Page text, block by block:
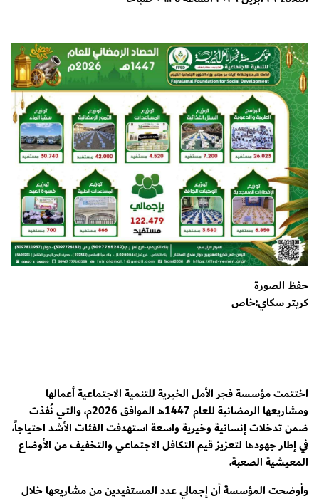
حفظ الصورة
كريتر سكاي:خاص
اختتمت مؤسسة فجر الأمل الخيرية للتنمية الاجتماعية أعمالها
ومشاريعها الرمضانية للعام 1447هـ الموافق 2026م، والتي نُفذت
ضمن تدخلات إنسانية وخيرية واسعة استهدفت الفئات الأشد احتياجاً،
في إطار جهودها لتعزيز قيم التكافل الاجتماعي والتخفيف من الأوضاع
المعيشية الصعبة.
وأوضحت المؤسسة أن إجمالي عدد المستفيدين من مشاريعها خلال